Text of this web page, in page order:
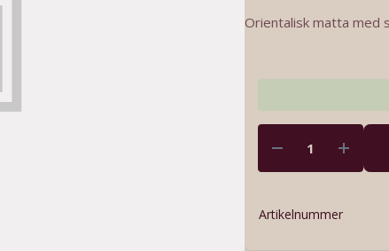
Orientalisk matta med
Artikelnummer